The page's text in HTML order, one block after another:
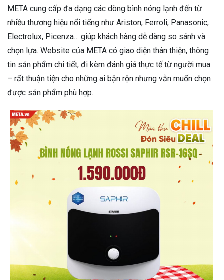
META cung cấp đa dạng các dòng bình nóng lạnh đến từ
nhiều thương hiệu nổi tiếng như Ariston, Ferroli, Panasonic,
Electrolux, Picenza… giúp khách hàng dễ dàng so sánh và
chọn lựa. Website của META có giao diện thân thiện, thông
tin sản phẩm chi tiết, đi kèm đánh giá thực tế từ người mua
– rất thuận tiện cho những ai bận rộn nhưng vẫn muốn chọn
được sản phẩm phù hợp.